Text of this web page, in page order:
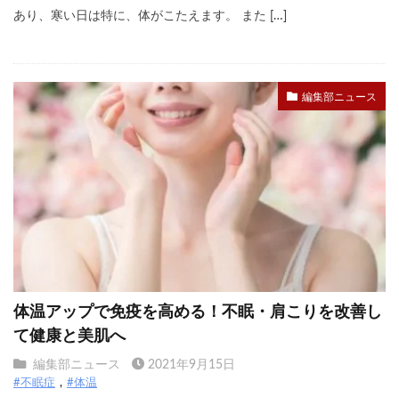
あり、寒い日は特に、体がこたえます。 また […]
編集部ニュース
体温アップで免疫を高める！不眠・肩こりを改善し
て健康と美肌へ
編集部ニュース 2021年9月15日
#不眠症 #体温